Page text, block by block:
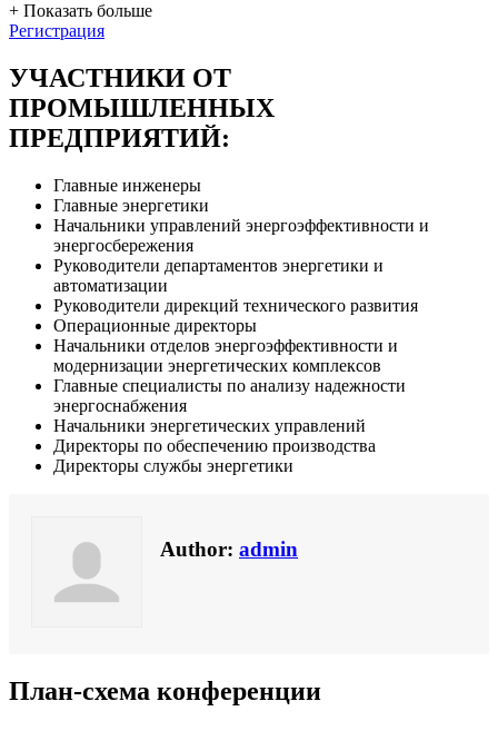
+ Показать больше
Регистрация
УЧАСТНИКИ ОТ
ПРОМЫШЛЕННЫХ
ПРЕДПРИЯТИЙ:
Главные инженеры
Главные энергетики
Начальники управлений энергоэффективности и
энергосбережения
Руководители департаментов энергетики и
автоматизации
Руководители дирекций технического развития
Операционные директоры
Начальники отделов энергоэффективности и
модернизации энергетических комплексов
Главные специалисты по анализу надежности
энергоснабжения
Начальники энергетических управлений
Директоры по обеспечению производства
Директоры службы энергетики
Author: admin
План-схема конференции